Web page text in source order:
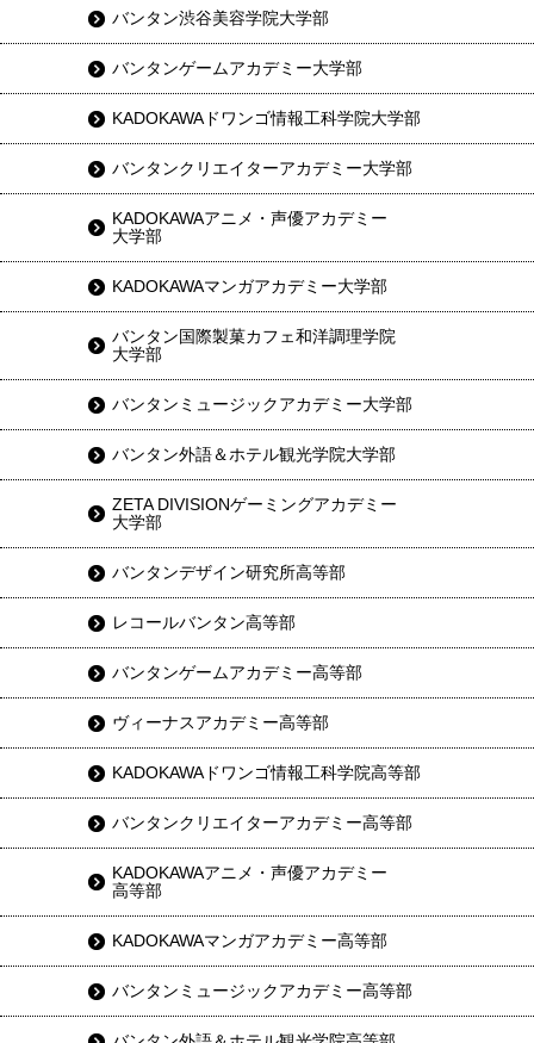
バンタン渋谷美容学院大学部
バンタンゲームアカデミー大学部
KADOKAWAドワンゴ情報工科学院大学部
バンタンクリエイターアカデミー大学部
KADOKAWAアニメ・声優アカデミー
大学部
KADOKAWAマンガアカデミー大学部
バンタン国際製菓カフェ和洋調理学院
大学部
バンタンミュージックアカデミー大学部
バンタン外語＆ホテル観光学院大学部
ZETA DIVISIONゲーミングアカデミー
大学部
バンタンデザイン研究所高等部
レコールバンタン高等部
バンタンゲームアカデミー高等部
ヴィーナスアカデミー高等部
KADOKAWAドワンゴ情報工科学院高等部
バンタンクリエイターアカデミー高等部
KADOKAWAアニメ・声優アカデミー
高等部
KADOKAWAマンガアカデミー高等部
バンタンミュージックアカデミー高等部